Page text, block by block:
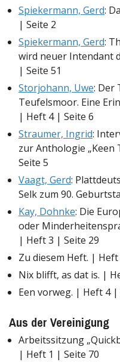
Spiekermann, Gerd:
| Seite 2
Spiekermann, Gerd:
wird neuer Intendant
| Seite 51
Storjohann, Uwe: Der
Teufelsmoor. Eine
| Heft 4 | Seite 6
Straumer, Ingrid:
zur Anthologie „Keen
Seite 5
Vaagt, Gerd:
Selk zum 90.
Kay, Dohnke: Die
oder
| Heft 3 | Seite 29
Zu diesem Heft. |
Nix blifft, as dat is. |
Een vorweg. | Heft 4 |
Aus der Vereinigung
Arbeitssitzung
| Heft 1 | Seite 70